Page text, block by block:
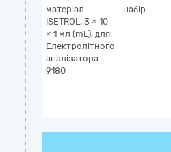
матеріал
ISETROL, 3 × 10
× 1 мл (mL), для
Електролітного
аналізатора
9180
набір